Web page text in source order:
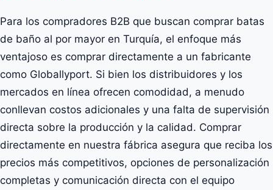
Para los compradores B2B que buscan comprar batas
de baño al por mayor en Turquía, el enfoque más
ventajoso es comprar directamente a un fabricante
como Globallyport. Si bien los distribuidores y los
mercados en línea ofrecen comodidad, a menudo
conllevan costos adicionales y una falta de supervisión
directa sobre la producción y la calidad. Comprar
directamente en nuestra fábrica asegura que reciba los
precios más competitivos, opciones de personalización
completas y comunicación directa con el equipo